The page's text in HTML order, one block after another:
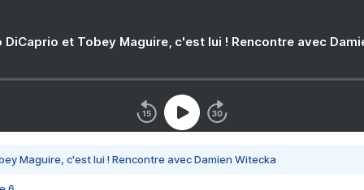
DiCaprio et Tobey Maguire, c'est lui ! Rencontre avec
Maguire, c'est lui ! Rencontre avec Damien Witecka